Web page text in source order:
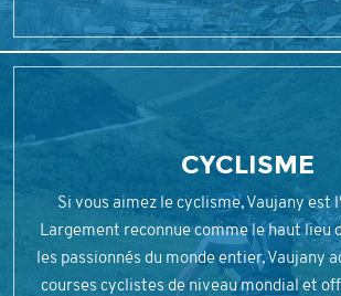
CYCLISME
Si vous aimez le cyclisme, Vaujany est
Largement reconnue comme le haut lieu
les passionnés du monde entier, Vaujany
courses cyclistes de niveau mondial et